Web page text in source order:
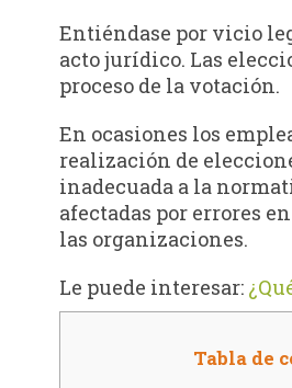
Entiéndase por vicio
acto jurídico. Las
proceso de la votación.
En ocasiones los
realización de
inadecuada a la
afectadas por errores
las organizaciones.
Le puede interesar:
Tabla de